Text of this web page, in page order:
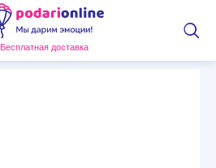
Бесплатная доставка